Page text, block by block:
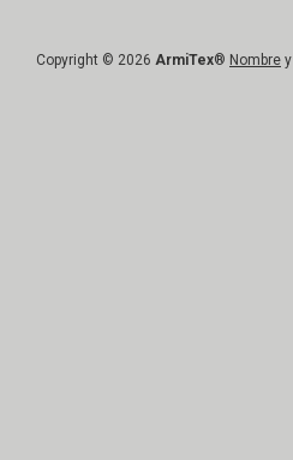
Copyright © 2026 ArmiTex® Nombre y